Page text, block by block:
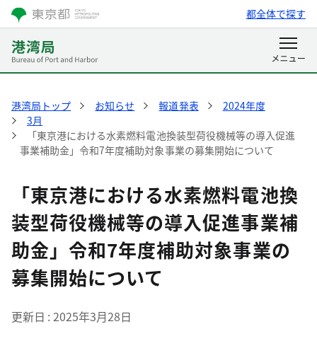
都全体で探す
港湾局トップ お知らせ 報道発表
2024年度
3月
「東京港における水素燃料電池換装型荷役機械等の導入促進
事業補助金」令和7年度補助対象事業の募集開始について
「東京港における水素燃料電池換
装型荷役機械等の導入促進事業補
助金」令和7年度補助対象事業の
募集開始について
更新日 2025年3月28日